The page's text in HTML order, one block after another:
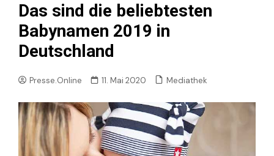
Das sind die beliebtesten
Babynamen 2019 in
Deutschland
Presse.Online 11. Mai 2020 Mediathek